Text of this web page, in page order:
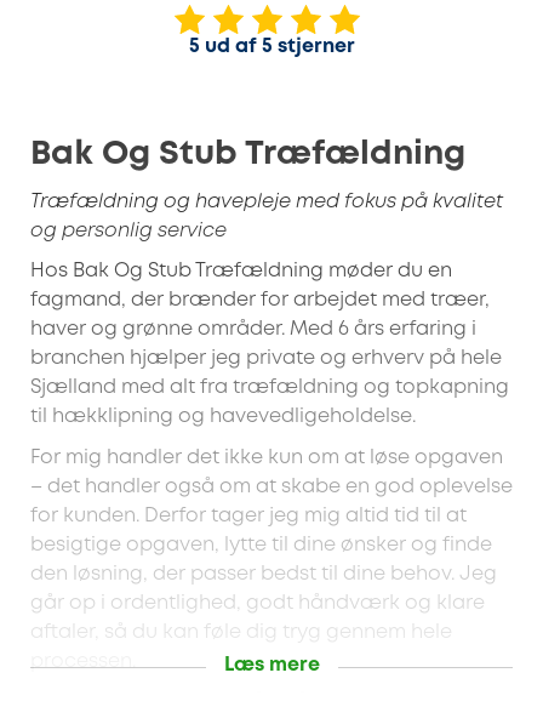
5 ud af 5 stjerner
Bak Og Stub Træfældning
Træfældning og havepleje med fokus på kvalitet
og personlig service
Hos Bak Og Stub Træfældning møder du en
fagmand, der brænder for arbejdet med træer,
haver og grønne områder. Med 6 års erfaring i
branchen hjælper jeg private og erhverv på hele
Sjælland med alt fra træfældning og topkapning
til hækklipning og havevedligeholdelse.
For mig handler det ikke kun om at løse opgaven
– det handler også om at skabe en god oplevelse
for kunden. Derfor tager jeg mig altid tid til at
besigtige opgaven, lytte til dine ønsker og finde
den løsning, der passer bedst til dine behov. Jeg
går op i ordentlighed, godt håndværk og klare
aftaler, så du kan føle dig tryg gennem hele
Læs mere